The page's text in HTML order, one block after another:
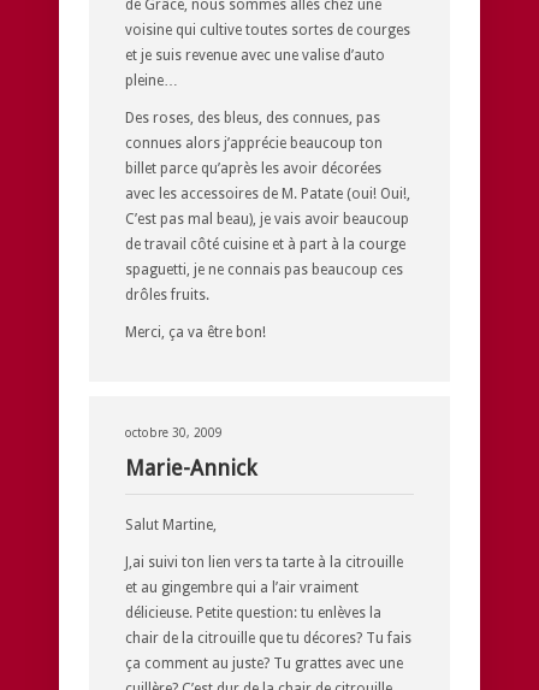
de Grâce, nous sommes allés chez une
voisine qui cultive toutes sortes de courges
et je suis revenue avec une valise d’auto
pleine…
Des roses, des bleus, des connues, pas
connues alors j’apprécie beaucoup ton
billet parce qu’après les avoir décorées
avec les accessoires de M. Patate (oui! Oui!,
C’est pas mal beau), je vais avoir beaucoup
de travail côté cuisine et à part à la courge
spaguetti, je ne connais pas beaucoup ces
drôles fruits.
Merci, ça va être bon!
octobre 30, 2009
Marie-Annick
Salut Martine,
J,ai suivi ton lien vers ta tarte à la citrouille
et au gingembre qui a l’air vraiment
délicieuse. Petite question: tu enlèves la
chair de la citrouille que tu décores? Tu fais
ça comment au juste? Tu grattes avec une